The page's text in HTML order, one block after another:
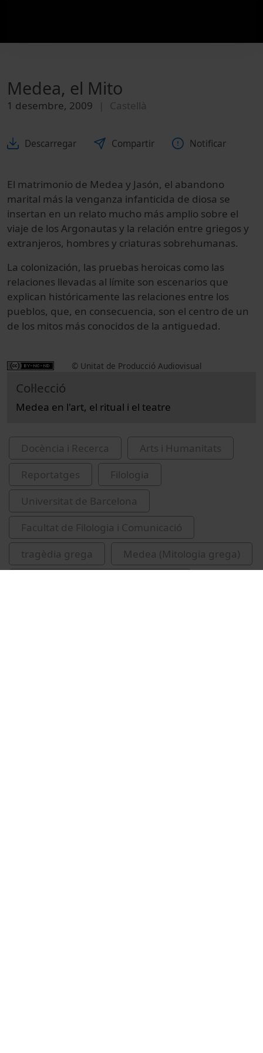
Medea, el Mito
1 desembre, 2009 Castellà
Descarregar Compartir Notificar
El matrimonio de Medea y Jasón, el abandono
marital más la venganza infanticida de diosa se
insertan en un relato mucho más amplio sobre el
viaje de los Argonautas y la relación entre griegos y
extranjeros, hombres y criaturas sobrehumanas.
La colonización, las pruebas heroicas como las
relaciones llevadas al límite son escenarios que
explican históricamente las relaciones entre los
pueblos, que, en consecuencia, son el centro de un
de los mitos más conocidos de la antiguedad.
© Unitat de Producció Audiovisual
Col·lecció
Medea en l'art, el ritual i el teatre
Docència i Recerca
Arts i Humanitats
Reportatges
Filologia
Universitat de Barcelona
Facultat de Filologia i Comunicació
tragèdia grega
Medea (Mitologia grega)